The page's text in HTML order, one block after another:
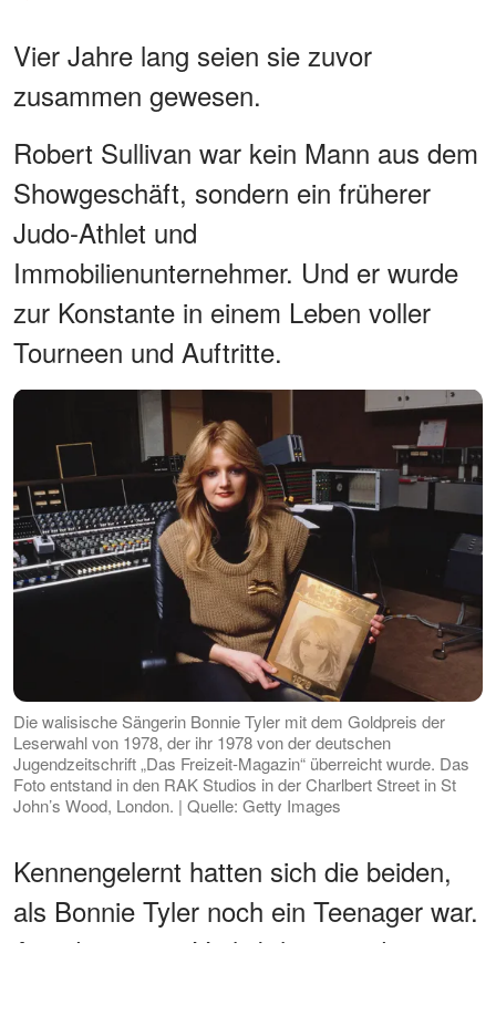
Vier Jahre lang seien sie zuvor
zusammen gewesen.
Robert Sullivan war kein Mann aus dem
Showgeschäft, sondern ein früherer
Judo-Athlet und
Immobilienunternehmer. Und er wurde
zur Konstante in einem Leben voller
Tourneen und Auftritte.
Die walisische Sängerin Bonnie Tyler mit dem Goldpreis der
Leserwahl von 1978, der ihr 1978 von der deutschen
Jugendzeitschrift „Das Freizeit-Magazin“ überreicht wurde. Das
Foto entstand in den RAK Studios in der Charlbert Street in St
John’s Wood, London. | Quelle: Getty Images
Kennengelernt hatten sich die beiden,
als Bonnie Tyler noch ein Teenager war.
Aus der ersten Verliebtheit wurde eine